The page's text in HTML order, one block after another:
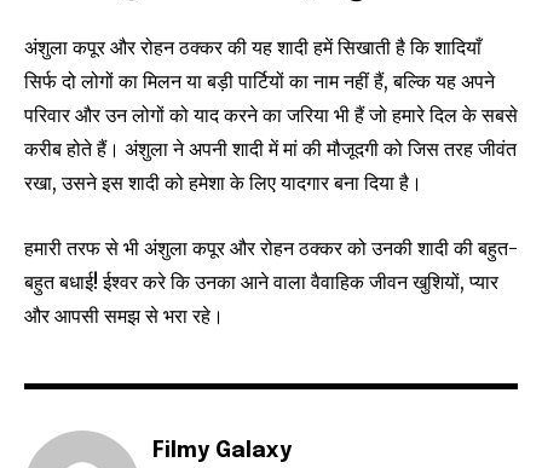
अंशुला कपूर और रोहन ठक्कर की यह शादी हमें सिखाती है कि शादियाँ
सिर्फ दो लोगों का मिलन या बड़ी पार्टियों का नाम नहीं हैं, बल्कि यह अपने
परिवार और उन लोगों को याद करने का जरिया भी हैं जो हमारे दिल के सबसे
करीब होते हैं। अंशुला ने अपनी शादी में मां की मौजूदगी को जिस तरह जीवंत
रखा, उसने इस शादी को हमेशा के लिए यादगार बना दिया है।
हमारी तरफ से भी अंशुला कपूर और रोहन ठक्कर को उनकी शादी की बहुत-
बहुत बधाई! ईश्वर करे कि उनका आने वाला वैवाहिक जीवन खुशियों, प्यार
और आपसी समझ से भरा रहे।
Filmy Galaxy